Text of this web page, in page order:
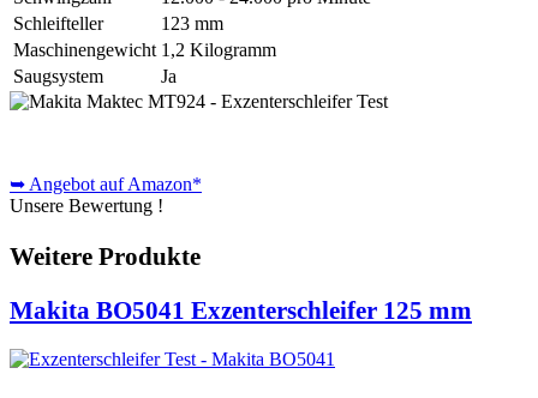
Schleifteller
123 mm
Maschinengewicht 1,2 Kilogramm
Saugsystem
Ja
➥ Angebot auf Amazon*
Unsere Bewertung !
Weitere Produkte
Makita BO5041 Exzenterschleifer 125 mm